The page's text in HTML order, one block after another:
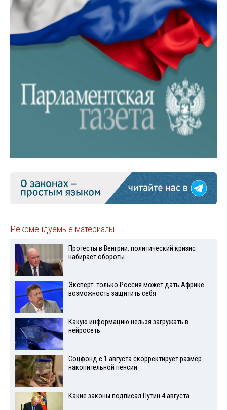
Рекомендуемые материалы
Протесты в Венгрии: политический кризис
набирает обороты
Эксперт: только Россия может дать Африке
возможность защитить себя
Какую информацию нельзя загружать в
нейросеть
Соцфонд с 1 августа скорректирует размер
накопительной пенсии
Какие законы подписал Путин 4 августа